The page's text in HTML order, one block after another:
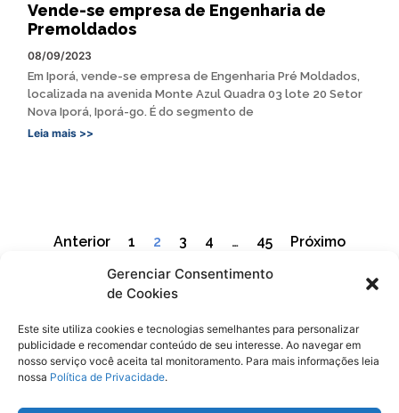
Gerenciar Consentimento
de Cookies
Este site utiliza cookies e tecnologias semelhantes para personalizar
publicidade e recomendar conteúdo de seu interesse. Ao navegar em
nosso serviço você aceita tal monitoramento. Para mais informações leia
nossa Política de Privacidade.
Vende-se empresa de Engenharia de
Premoldados
08/09/2023
Em Iporá, vende-se empresa de Engenharia Pré Moldados,
localizada na avenida Monte Azul Quadra 03 lote 20 Setor
Nova Iporá, Iporá-go. É do segmento de
Leia mais >>
Anterior 1 2 3 4 … 45 Próximo
SigaOeste Goiano Notícias